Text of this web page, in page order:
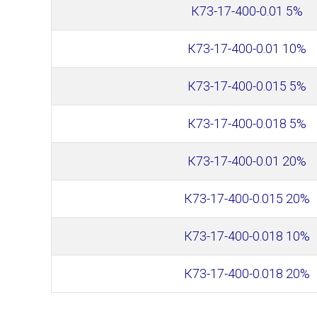
К73-17-400-0.01 5%
К73-17-400-0.01 10%
К73-17-400-0.015 5%
К73-17-400-0.018 5%
К73-17-400-0.01 20%
К73-17-400-0.015 20%
К73-17-400-0.018 10%
К73-17-400-0.018 20%